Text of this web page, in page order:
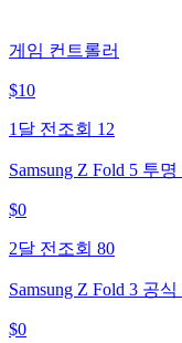
게임 컨트롤러
$10
1달 전 조회 12
Samsung Z Fold 5 투
$0
2달 전 조회 80
Samsung Z Fold 3 공
$0